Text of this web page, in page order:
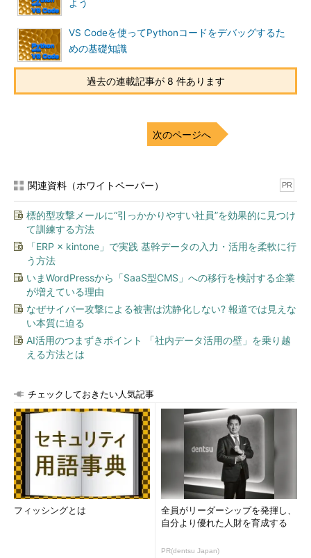
よう
VS Codeを使ってPythonコードをデバッグするた
めの基礎知識
過去の連載記事が 8 件あります
次のページへ
関連資料（ホワイトペーパー） PR
標的型攻撃メールに“引っかかりやすい社員”を効果的に見つけ
て訓練する方法
「ERP × kintone」で実践 基幹データの入力・活用を柔軟に行
う方法
いまWordPressから「SaaS型CMS」への移行を検討する企業
が増えている理由
なぜサイバー攻撃による被害は沈静化しない? 報道では見えな
い本質に迫る
AI活用のつまずきポイント 「社内データ活用の壁」を乗り越
える方法とは
チェックしておきたい人気記事
フィッシングとは
全員がリーダーシップを発揮し、
自分より優れた人財を育成する
PR(dentsu Japan)